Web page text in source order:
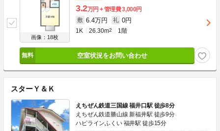
画像：18枚
3.2万円 管理費3,000円
敷 6.4万円 礼 0円
1K 26.30m2 1階
空室状況をお問い合わせ
スターＹ＆Ｋ
えちぜん鉄道三国線 福井口駅 徒歩8分
えちぜん鉄道勝山線 新福井駅 徒歩9分
ハピラインふくい 福井駅 徒歩15分